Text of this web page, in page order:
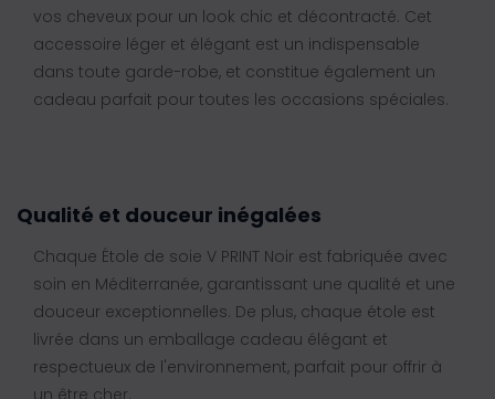
vos cheveux pour un look chic et décontracté. Cet
accessoire léger et élégant est un indispensable
dans toute garde-robe, et constitue également un
cadeau parfait pour toutes les occasions spéciales.
Qualité et douceur inégalées
Chaque Étole de soie V PRINT Noir est fabriquée avec
soin en Méditerranée, garantissant une qualité et une
douceur exceptionnelles. De plus, chaque étole est
livrée dans un emballage cadeau élégant et
respectueux de l'environnement, parfait pour offrir à
un être cher.